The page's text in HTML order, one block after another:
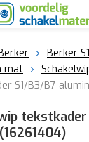
Berker S1
mat
S1/B3/B7
tekstkader